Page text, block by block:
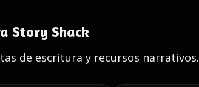
Story Shack
de escritura y recursos narrativos.